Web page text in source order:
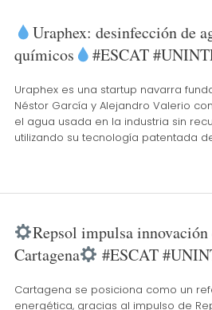
Uraphex: desinfección de
químicos
#ESCAT
Uraphex es una startup navarra
Néstor García y Alejandro Valerio
el agua usada en la industria sin
utilizando su tecnología patentada
Repsol impulsa
Cartagena
#ESCAT
Cartagena se posiciona como un
energética, gracias al impulso de